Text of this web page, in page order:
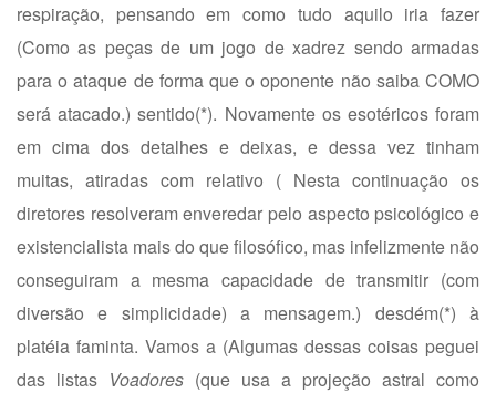
respiração, pensando em como tudo aquilo iria fazer
(Como as peças de um jogo de xadrez sendo armadas
para o ataque de forma que o oponente não saiba COMO
será atacado.) sentido(*). Novamente os esotéricos foram
em cima dos detalhes e deixas, e dessa vez tinham
muitas, atiradas com relativo ( Nesta continuação os
diretores resolveram enveredar pelo aspecto psicológico e
existencialista mais do que filosófico, mas infelizmente não
conseguiram a mesma capacidade de transmitir (com
diversão e simplicidade) a mensagem.) desdém(*) à
platéia faminta. Vamos a (Algumas dessas coisas peguei
das listas Voadores (que usa a projeção astral como